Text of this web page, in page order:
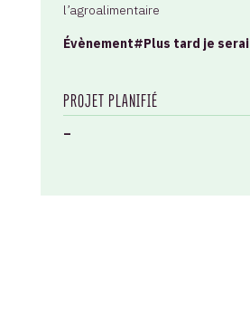
l’agroalimentaire
Évènement#Plus tard je serai
PROJET PLANIFIÉ
–